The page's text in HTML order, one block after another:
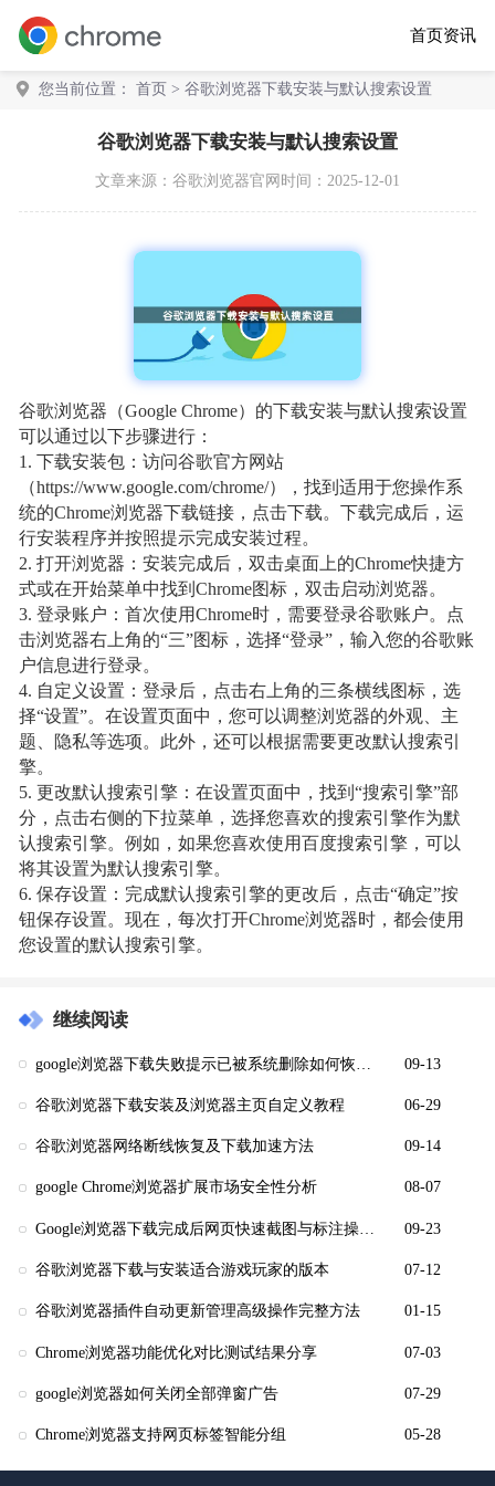
首页资讯
您当前位置： 首页 > 谷歌浏览器下载安装与默认搜索设置
谷歌浏览器下载安装与默认搜索设置
文章来源： 谷歌浏览器官网 时间：2025-12-01
谷歌浏览器（Google Chrome）的下载安装与默认搜索设置
可以通过以下步骤进行：
1. 下载安装包：访问谷歌官方网站
（https://www.google.com/chrome/），找到适用于您操作系
统的Chrome浏览器下载链接，点击下载。下载完成后，运
行安装程序并按照提示完成安装过程。
2. 打开浏览器：安装完成后，双击桌面上的Chrome快捷方
式或在开始菜单中找到Chrome图标，双击启动浏览器。
3. 登录账户：首次使用Chrome时，需要登录谷歌账户。点
击浏览器右上角的“三”图标，选择“登录”，输入您的谷歌账
户信息进行登录。
4. 自定义设置：登录后，点击右上角的三条横线图标，选
择“设置”。在设置页面中，您可以调整浏览器的外观、主
题、隐私等选项。此外，还可以根据需要更改默认搜索引
擎。
5. 更改默认搜索引擎：在设置页面中，找到“搜索引擎”部
分，点击右侧的下拉菜单，选择您喜欢的搜索引擎作为默
认搜索引擎。例如，如果您喜欢使用百度搜索引擎，可以
将其设置为默认搜索引擎。
6. 保存设置：完成默认搜索引擎的更改后，点击“确定”按
钮保存设置。现在，每次打开Chrome浏览器时，都会使用
您设置的默认搜索引擎。
继续阅读
09-13
谷歌浏览器下载安装及浏览器主页自定义教程 06-29
谷歌浏览器网络断线恢复及下载加速方法 09-14
google Chrome浏览器扩展市场安全性分析 08-07
09-23
谷歌浏览器下载与安装适合游戏玩家的版本 07-12
谷歌浏览器插件自动更新管理高级操作完整方法 01-15
Chrome浏览器功能优化对比测试结果分享 07-03
google浏览器如何关闭全部弹窗广告 07-29
Chrome浏览器支持网页标签智能分组 05-28